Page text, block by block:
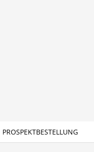
PROSPEKTBESTELLUNG